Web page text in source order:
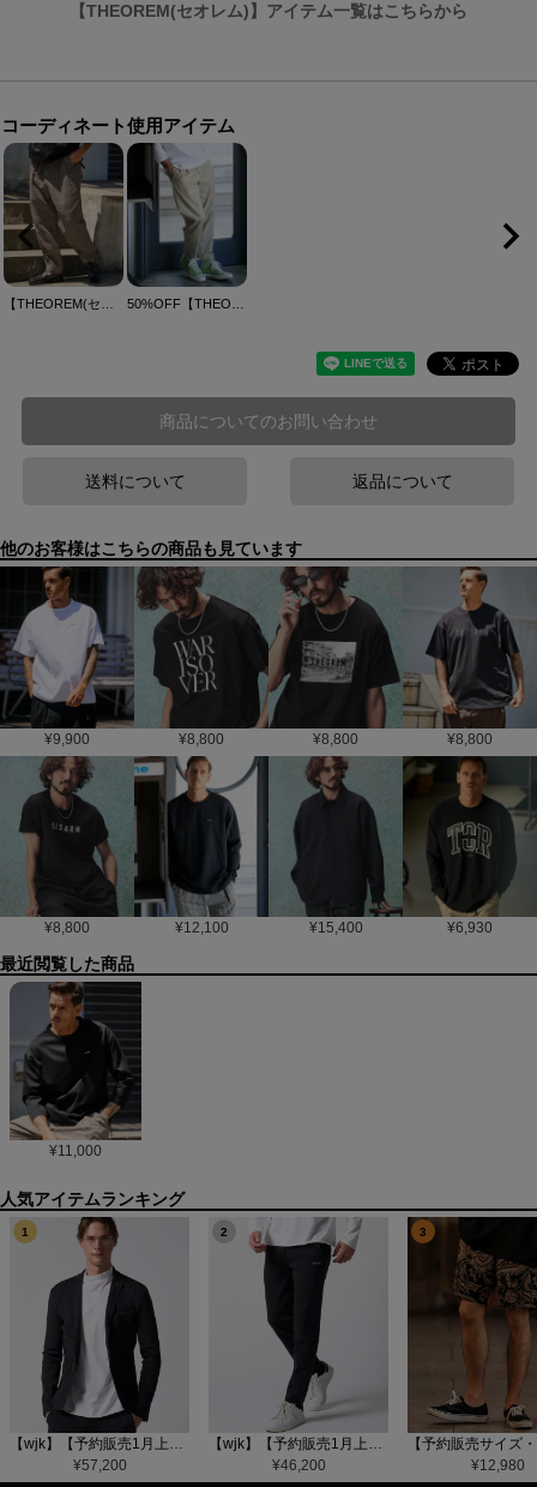
【THEOREM(セオレム)】アイテム一覧はこちらから
コーディネート使用アイテム
商品についてのお問い合わせ
送料について 返品について
他のお客様はこちらの商品も見ています
¥9,900 ¥8,800 ¥8,800 ¥8,800
¥8,800 ¥12,100 ¥15,400 ¥6,930
最近閲覧した商品
¥11,000
1
【wjk】【予約販売1月上旬～中旬入荷】function knit jacket(jacquard check) ニットジャケット(207 mw08j)
¥57,200
2
【wjk】【予約販売1月上旬～中旬入荷】function knit easy slacks(jacquard check) ニットイージーパンツ(504 mw08j)
¥46,200
3
¥12,980